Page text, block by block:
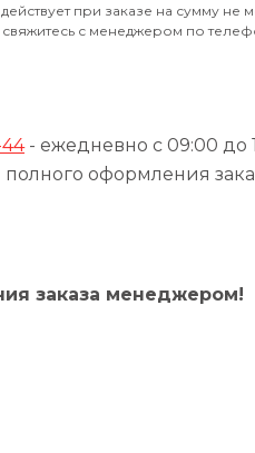
при заказе на сумму не
с менеджером по
- ежедневно с 09:00 до
оформления
заказа менеджером!